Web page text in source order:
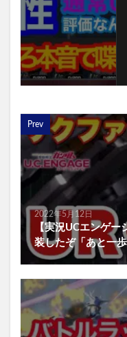
Prev
2022年5月12日
【実況UCエンゲ
装したぞ「あと一